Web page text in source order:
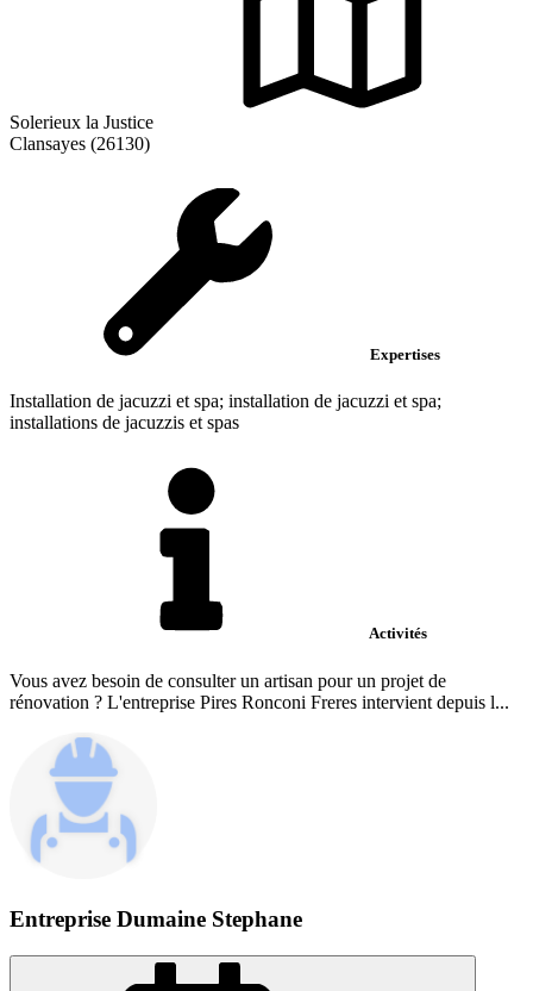
Solerieux la Justice
Clansayes (26130)
Expertises
Installation de jacuzzi et spa; installation de jacuzzi et spa;
installations de jacuzzis et spas
Activités
Vous avez besoin de consulter un artisan pour un projet de
rénovation ? L'entreprise Pires Ronconi Freres intervient depuis l...
Entreprise Dumaine Stephane